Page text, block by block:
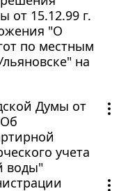
от 15.12.99 г.
"О
по местным
на
Думы от
учета
воды"